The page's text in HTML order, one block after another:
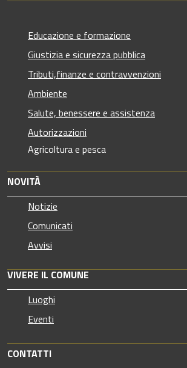
Educazione e formazione
Giustizia e sicurezza pubblica
Tributi,finanze e contravvenzioni
Ambiente
Salute, benessere e assistenza
Autorizzazioni
Agricoltura e pesca
NOVITÀ
Notizie
Comunicati
Avvisi
VIVERE IL COMUNE
Luoghi
Eventi
CONTATTI